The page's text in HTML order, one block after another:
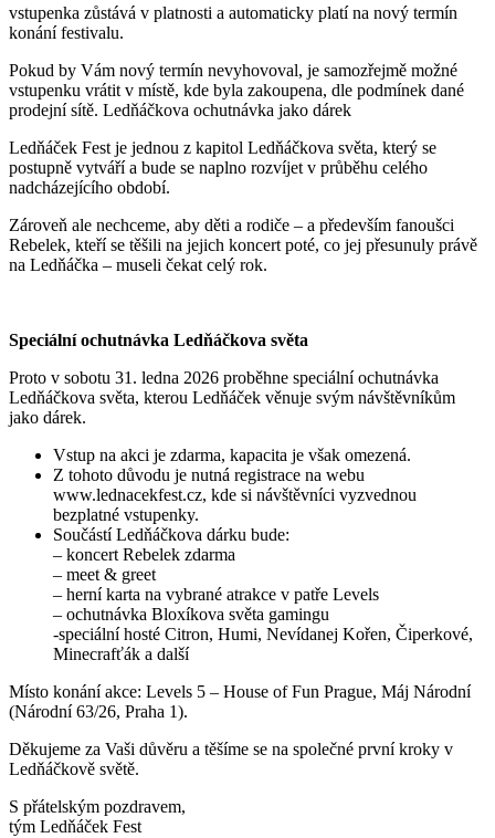
vstupenka zůstává v platnosti a automaticky platí na nový termín
konání festivalu.
Pokud by Vám nový termín nevyhovoval, je samozřejmě možné
vstupenku vrátit v místě, kde byla zakoupena, dle podmínek dané
prodejní sítě. Ledňáčkova ochutnávka jako dárek
Ledňáček Fest je jednou z kapitol Ledňáčkova světa, který se
postupně vytváří a bude se naplno rozvíjet v průběhu celého
nadcházejícího období.
Zároveň ale nechceme, aby děti a rodiče – a především fanoušci
Rebelek, kteří se těšili na jejich koncert poté, co jej přesunuly právě
na Ledňáčka – museli čekat celý rok.
Speciální ochutnávka Ledňáčkova světa
Proto v sobotu 31. ledna 2026 proběhne speciální ochutnávka
Ledňáčkova světa, kterou Ledňáček věnuje svým návštěvníkům
jako dárek.
Vstup na akci je zdarma, kapacita je však omezená.
Z tohoto důvodu je nutná registrace na webu
www.lednacekfest.cz, kde si návštěvníci vyzvednou
bezplatné vstupenky.
Součástí Ledňáčkova dárku bude:
– koncert Rebelek zdarma
– meet & greet
– herní karta na vybrané atrakce v patře Levels
– ochutnávka Bloxíkova světa gamingu
-speciální hosté Citron, Humi, Nevídanej Kořen, Čiperkové,
Minecrafťák a další
Místo konání akce: Levels 5 – House of Fun Prague, Máj Národní
(Národní 63/26, Praha 1).
Děkujeme za Vaši důvěru a těšíme se na společné první kroky v
Ledňáčkově světě.
S přátelským pozdravem,
tým Ledňáček Fest